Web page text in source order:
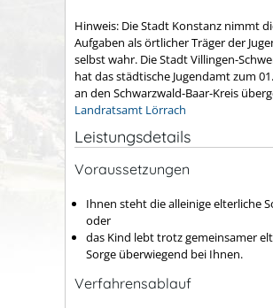
Hinweis: Die Stadt Konstanz nimmt
Aufgaben als örtlicher Träger der
selbst wahr. Die Stadt Villingen-
hat das städtische Jugendamt zum
an den Schwarzwald-Baar-Kreis
Landratsamt Lörrach
Leistungsdetails
Voraussetzungen
Ihnen steht die alleinige elterliche
oder
das Kind lebt trotz gemeinsamer
Sorge überwiegend bei Ihnen.
Verfahrensablauf